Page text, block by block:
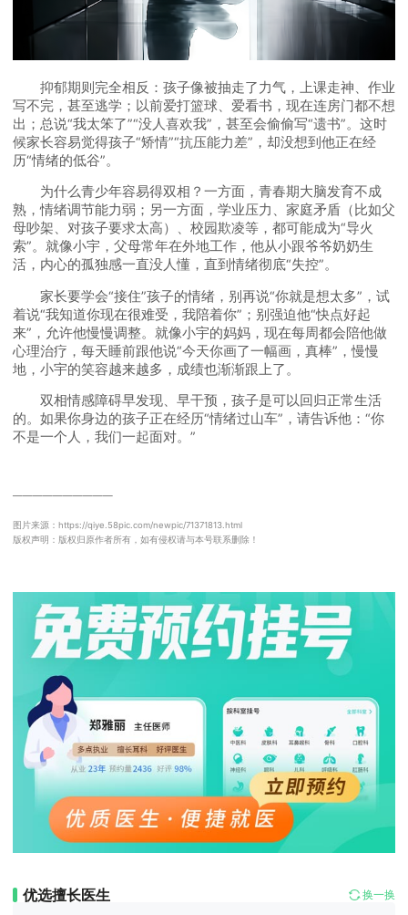
抑郁期则完全相反：孩子像被抽走了力气，上课走神、作业
写不完，甚至逃学；以前爱打篮球、爱看书，现在连房门都不想
出；总说“我太笨了”“没人喜欢我”，甚至会偷偷写“遗书”。这时
候家长容易觉得孩子“矫情”“抗压能力差”，却没想到他正在经
历“情绪的低谷”。
为什么青少年容易得双相？一方面，青春期大脑发育不成
熟，情绪调节能力弱；另一方面，学业压力、家庭矛盾（比如父
母吵架、对孩子要求太高）、校园欺凌等，都可能成为“导火
索”。就像小宇，父母常年在外地工作，他从小跟爷爷奶奶生
活，内心的孤独感一直没人懂，直到情绪彻底“失控”。
家长要学会“接住”孩子的情绪，别再说“你就是想太多”，试
着说“我知道你现在很难受，我陪着你”；别强迫他“快点好起
来”，允许他慢慢调整。就像小宇的妈妈，现在每周都会陪他做
心理治疗，每天睡前跟他说“今天你画了一幅画，真棒”，慢慢
地，小宇的笑容越来越多，成绩也渐渐跟上了。
双相情感障碍早发现、早干预，孩子是可以回归正常生活
的。如果你身边的孩子正在经历“情绪过山车”，请告诉他：“你
不是一个人，我们一起面对。”
──────────
图片来源：https://qiye.58pic.com/newpic/71371813.html
版权声明：版权归原作者所有，如有侵权请与本号联系删除！
优选擅长医生 换一换